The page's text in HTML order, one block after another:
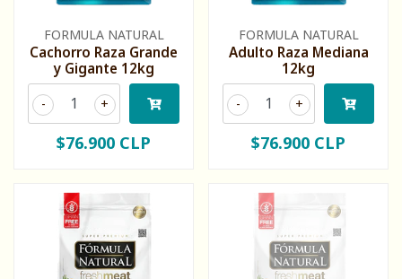
FORMULA NATURAL
Cachorro Raza Grande
y Gigante 12kg
+
-
$76.900 CLP
FORMULA NATURAL
Adulto Raza Mediana
12kg
+
-
$76.900 CLP